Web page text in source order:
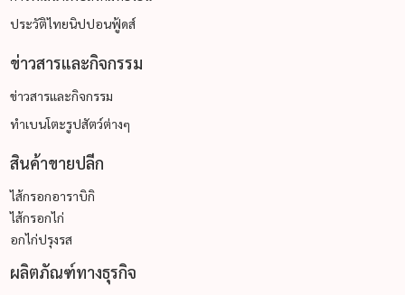
ประวัติไทยนิปปอนฟู้ดส์
ข่าวสารและกิจกรรม
ข่าวสารและกิจกรรม
ทำเบนโตะรูปสัตว์ต่างๆ
สินค้าขายปลีก
ไส้กรอกอาราบิกิ
ไส้กรอกไก่
อกไก่ปรุงรส
ผลิตภัณฑ์ทางธุรกิจ